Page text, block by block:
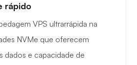
rápido
VPS ultrarrápida na
NVMe que oferecem
dados e capacidade de